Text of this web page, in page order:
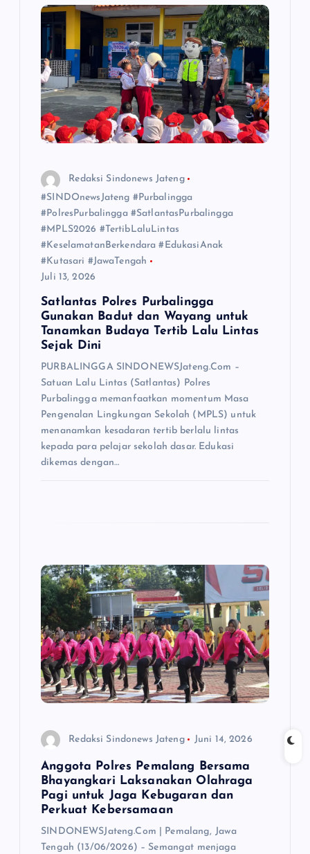
Redaksi Sindonews Jateng
#SINDOnewsJateng #Purbalingga
#PolresPurbalingga #SatlantasPurbalingga
#MPLS2026 #TertibLaluLintas
#KeselamatanBerkendara #EdukasiAnak
#Kutasari #JawaTengah
Juli 13, 2026
Satlantas Polres Purbalingga
Gunakan Badut dan Wayang untuk
Tanamkan Budaya Tertib Lalu Lintas
Sejak Dini
PURBALINGGA SINDONEWSJateng.Com –
Satuan Lalu Lintas (Satlantas) Polres
Purbalingga memanfaatkan momentum Masa
Pengenalan Lingkungan Sekolah (MPLS) untuk
menanamkan kesadaran tertib berlalu lintas
kepada para pelajar sekolah dasar. Edukasi
dikemas dengan…
Redaksi Sindonews Jateng Juni 14, 2026
Anggota Polres Pemalang Bersama
Bhayangkari Laksanakan Olahraga
Pagi untuk Jaga Kebugaran dan
Perkuat Kebersamaan
SINDONEWSJateng.Com | Pemalang, Jawa
Tengah (13/06/2026) – Semangat menjaga